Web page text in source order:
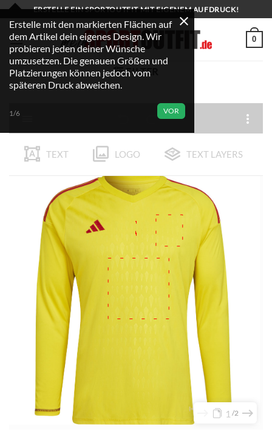
Zum
Inhalt
springen
ERSTELLE EIN SPORTOUTFIT MIT EIGENEM AUFDRUCK!
0
FILTER
TEXT LOGO TEXT LAYERS
1 2
Erstelle mit den markierten Flächen auf
dem Artikel dein eigenes Design. Wir
probieren jeden deiner Wünsche
umzusetzen. Die genauen Größen und
Platzierungen können jedoch vom
späteren Druck abweichen.
VOR
1/6